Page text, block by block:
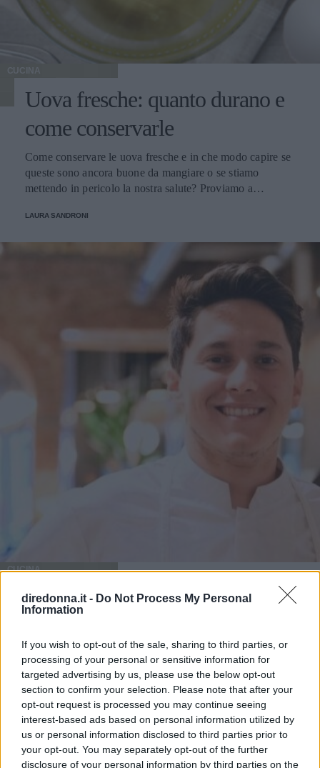
diredonna.it - Do Not Process My Personal
Information
If you wish to opt-out of the sale, sharing to third parties, or
processing of your personal or sensitive information for
targeted advertising by us, please use the below opt-out
section to confirm your selection. Please note that after your
opt-out request is processed you may continue seeing
interest-based ads based on personal information utilized by
us or personal information disclosed to third parties prior to
your opt-out. You may separately opt-out of the further
disclosure of your personal information by third parties on the
CUCINA
Uova fresche: quanto durano e
come conservarle
Come conservare le uova fresche e in che modo capire se
queste sono ancora buone da mangiare o se stiamo
mettendo in pericolo la nostra salute? Proviamo a
LAURA SANDRONI
CUCINA
Da Masterchef a Cookist, cosa
Michele Ghedini è diventato il nuovo volto ufficiale di
Cookist, il sito di cucina più quotato della rete. Le sue
ricette impazzano, e sembra non aver perso la sua verve
dopo la sua eliminazione a Masterchef... Anzi, ci stà
veramente stupendo.
ELIANA MAGNOLO